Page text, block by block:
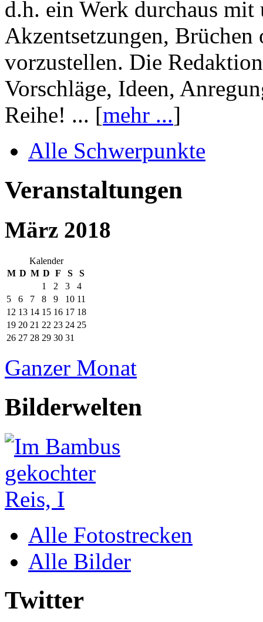
d.h. ein Werk durchaus mit
Akzentsetzungen, Brüchen
vorzustellen. Die
Vorschläge, Ideen,
Reihe! ... [mehr ...]
Alle Schwerpunkte
Veranstaltungen
März 2018
Kalender
M D M D F S
S
1
2 3
4
5
6 7 8 9 10 11
12 13 14 15 16 17 18
19 20 21 22 23 24 25
26 27 28 29 30 31
Ganzer Monat
Bilderwelten
Alle Fotostrecken
Alle Bilder
Twitter